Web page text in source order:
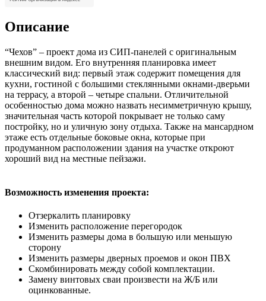
Описание
“Чехов” – проект дома из СИП-панелей с оригинальным
внешним видом. Его внутренняя планировка имеет
классический вид: первый этаж содержит помещения для
кухни, гостиной с большими стеклянными окнами-дверьми
на террасу, а второй – четыре спальни. Отличительной
особенностью дома можно назвать несимметричную крышу,
значительная часть которой покрывает не только саму
постройку, но и уличную зону отдыха. Также на мансардном
этаже есть отдельные боковые окна, которые при
продуманном расположении здания на участке откроют
хороший вид на местные пейзажи.
Возможность изменения проекта:
Отзеркалить планировку
Изменить расположение перегородок
Изменить размеры дома в большую или меньшую
сторону
Изменить размеры дверных проемов и окон ПВХ
Скомбинировать между собой комплектации.
Замену винтовых сваи произвести на Ж/Б или
оцинкованные.